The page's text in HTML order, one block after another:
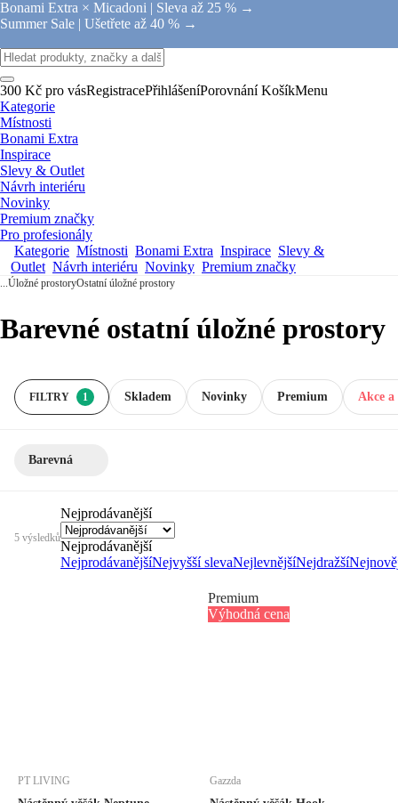
Bonami Extra × Micadoni | Sleva až 25 % →
Summer Sale | Ušetřete až 40 % →
300 Kč pro vásRegistracePřihlášeníPorovnání KošíkMenu
Kategorie
Místnosti
Bonami Extra
Inspirace
Slevy & Outlet
Návrh interiéru
Novinky
Premium značky
Pro profesionály
Kategorie Místnosti Bonami Extra Inspirace Slevy &
Outlet Návrh interiéru Novinky Premium značky
...Úložné prostoryOstatní úložné prostory
Barevné ostatní úložné prostory
FILTRY 1 Skladem Premium
Novinky Akce a
Barevná
5 výsledků
Nejprodávanější
Nejprodávanější
NejprodávanějšíNejvyšší slevaNejlevnějšíNejdražší
PT LIVING
Premium
Výhodná cena
Gazzda